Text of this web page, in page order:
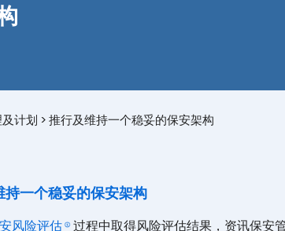
计划 >推行及维持一个稳妥的保安架构
持一个稳妥的保安架构
风险评估
过程中取得风险评估结果，资讯保安